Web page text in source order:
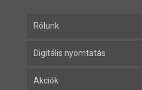
Rólunk
Digitális nyomtatás
Akciók